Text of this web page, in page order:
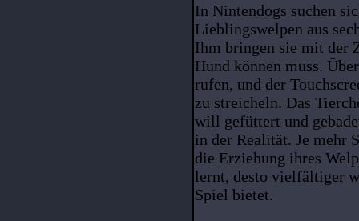
In Nintendogs suchen
Lieblingswelpen aus
Ihm bringen sie mit der
Hund können muss.
rufen, und der
zu streicheln. Das
will gefüttert und
in der Realität. Je mehr
die Erziehung ihres
lernt, desto vielfältiger
Spiel bietet.